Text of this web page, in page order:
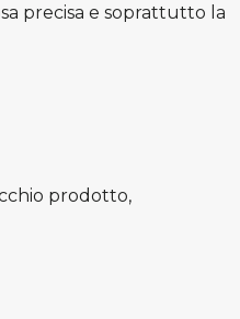
precisa e soprattutto la
prodotto,